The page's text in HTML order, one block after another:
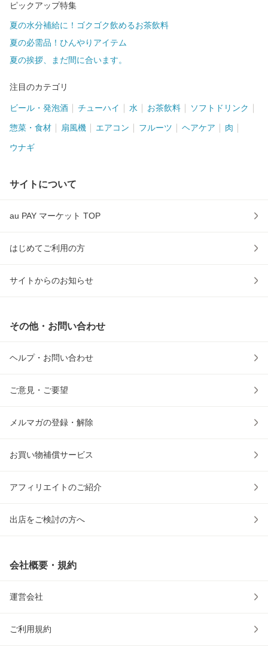
ピックアップ特集
夏の水分補給に！ゴクゴク飲めるお茶飲料
夏の必需品！ひんやりアイテム
夏の挨拶、まだ間に合います。
注目のカテゴリ
ビール・発泡酒 チューハイ 水 お茶飲料 ソフトドリンク
惣菜・食材 扇風機 エアコン フルーツ ヘアケア 肉
ウナギ
サイトについて
au PAY マーケット TOP
はじめてご利用の方
サイトからのお知らせ
その他・お問い合わせ
ヘルプ・お問い合わせ
ご意見・ご要望
メルマガの登録・解除
お買い物補償サービス
アフィリエイトのご紹介
出店をご検討の方へ
会社概要・規約
運営会社
ご利用規約